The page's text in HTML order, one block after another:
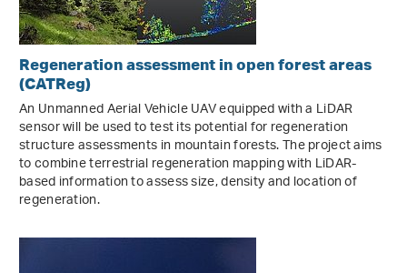
Regeneration assessment in open forest areas
(CATReg)
An Unmanned Aerial Vehicle UAV equipped with a LiDAR
sensor will be used to test its potential for regeneration
structure assessments in mountain forests. The project aims
to combine terrestrial regeneration mapping with LiDAR-
based information to assess size, density and location of
regeneration.